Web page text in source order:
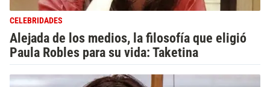
CELEBRIDADES
Alejada de los medios, la filosofía que eligió
Paula Robles para su vida: Taketina